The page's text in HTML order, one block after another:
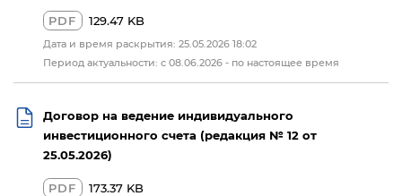
PDF 129.47 KB
Дата и время раскрытия: 25.05.2026 18:02
Период актуальности: с 08.06.2026 - по настоящее время
Договор на ведение индивидуального
инвестиционного счета (редакция № 12 от
25.05.2026)
PDF 173.37 KB